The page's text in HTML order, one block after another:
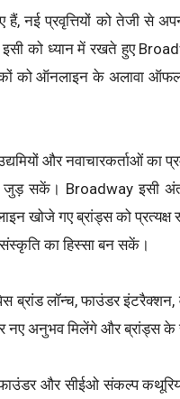
नई प्रवृत्तियों को तेजी से
को ध्यान में रखते हुए
को ऑनलाइन के अलावा
और नवाचारकर्ताओं का
सकें। Broadway इसी
खोजे गए ब्रांड्स को
संस्कृति का हिस्सा बन सकें।
ब्रांड लॉन्च, फाउंडर
नए अनुभव मिलेंगे और ब्रांड्स
और सीईओ संकल्प कथूरिया